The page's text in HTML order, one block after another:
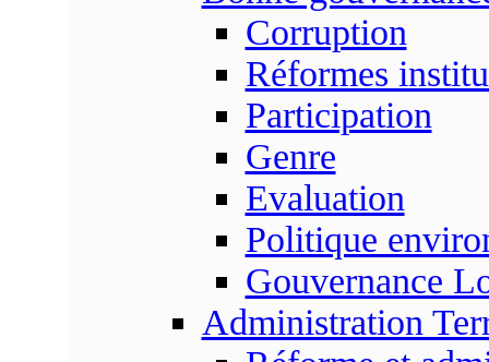
Corruption
Réformes
Participation
Genre
Evaluation
Politique
Gouvernance
Administration